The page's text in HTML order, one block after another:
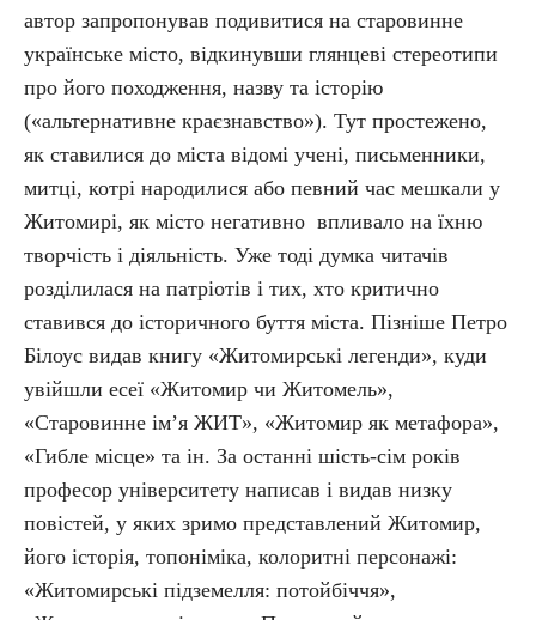
автор запропонував подивитися на старовинне
українське місто, відкинувши глянцеві стереотипи
про його походження, назву та історію
(«альтернативне краєзнавство»). Тут простежено,
як ставилися до міста відомі учені, письменники,
митці, котрі народилися або певний час мешкали у
Житомирі, як місто негативно впливало на їхню
творчість і діяльність. Уже тоді думка читачів
розділилася на патріотів і тих, хто критично
ставився до історичного буття міста. Пізніше Петро
Білоус видав книгу «Житомирські легенди», куди
увійшли есеї «Житомир чи Житомель»,
«Старовинне ім’я ЖИТ», «Житомир як метафора»,
«Гибле місце» та ін. За останні шість-сім років
професор університету написав і видав низку
повістей, у яких зримо представлений Житомир,
його історія, топоніміка, колоритні персонажі:
«Житомирські підземелля: потойбіччя»,